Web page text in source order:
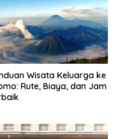
Wisata Keluarga ke
Rute, Biaya, dan Jam